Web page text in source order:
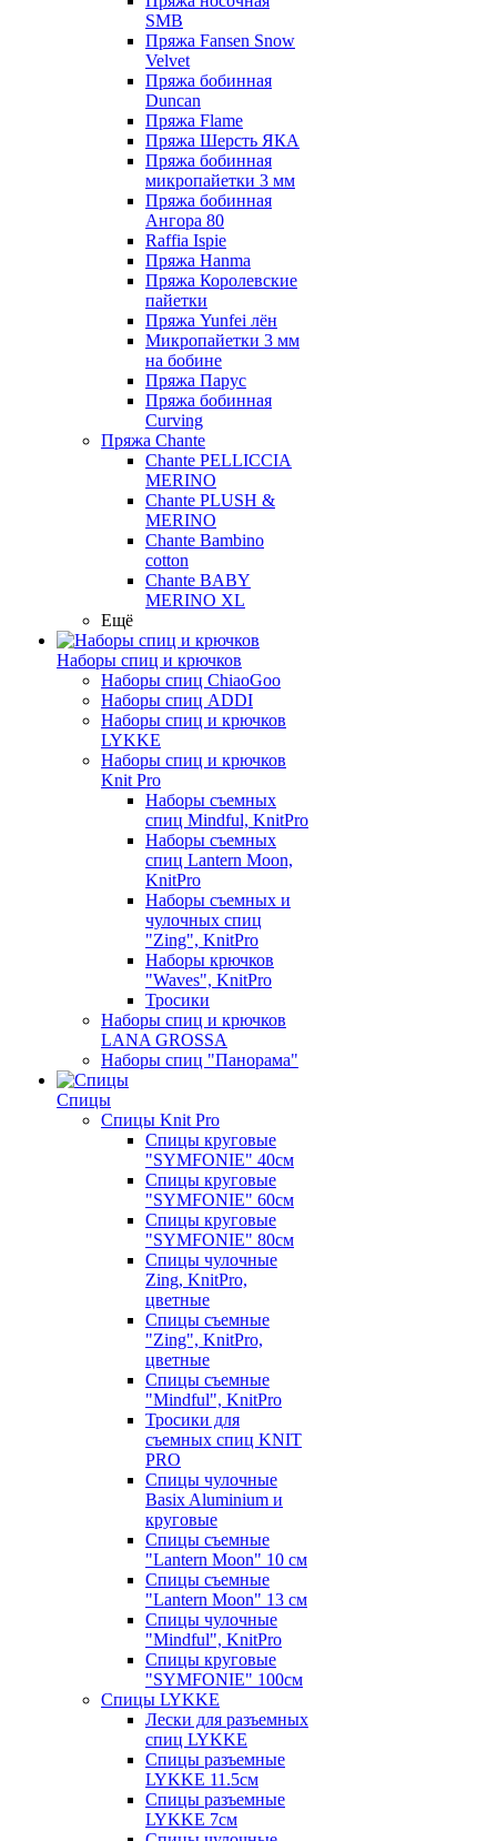
SMB
Пряжа Fansen Snow
Velvet
Пряжа бобинная
Duncan
Пряжа Flame
Пряжа Шерсть ЯКА
Пряжа бобинная
микропайетки 3 мм
Пряжа бобинная
Ангора 80
Raffia Ispie
Пряжа Hanma
Пряжа Королевские
пайетки
Пряжа Yunfei лён
Микропайетки 3 мм
на бобине
Пряжа Парус
Пряжа бобинная
Curving
Пряжа Chante
Chante PELLICCIA
MERINO
Chante PLUSH &
MERINO
Chante Bambino
cotton
Chante BABY
MERINO XL
Ещё
Наборы спиц и крючков
Наборы спиц ChiaoGoo
Наборы спиц ADDI
Наборы спиц и крючков
LYKKE
Наборы спиц и крючков
Knit Pro
Наборы съемных
спиц Mindful, KnitPro
Наборы съемных
спиц Lantern Moon,
KnitPro
Наборы съемных и
чулочных спиц
"Zing", KnitPro
Наборы крючков
"Waves", KnitPro
Тросики
Наборы спиц и крючков
LANA GROSSA
Наборы спиц "Панорама"
Спицы
Спицы Knit Pro
Спицы круговые
"SYMFONIE" 40см
Спицы круговые
"SYMFONIE" 60см
Спицы круговые
"SYMFONIE" 80см
Спицы чулочные
Zing, KnitPro,
цветные
Спицы съемные
"Zing", KnitPro,
цветные
Спицы съемные
"Mindful", KnitPro
Тросики для
съемных спиц KNIT
PRO
Спицы чулочные
Basix Aluminium и
круговые
Спицы съемные
"Lantern Moon" 10 см
Спицы съемные
"Lantern Moon" 13 см
Спицы чулочные
"Mindful", KnitPro
Спицы круговые
"SYMFONIE" 100см
Спицы LYKKE
Лески для разъемных
спиц LYKKE
Спицы разъемные
LYKKE 11.5см
Спицы разъемные
LYKKE 7см